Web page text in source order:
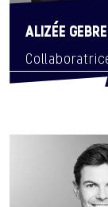
ALIZÉE GEBRE